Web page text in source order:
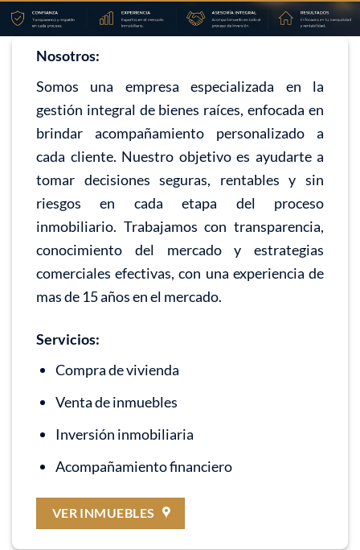
Nosotros:
Somos una empresa especializada en la
gestión integral de bienes raíces, enfocada en
brindar acompañamiento personalizado a
cada cliente. Nuestro objetivo es ayudarte a
tomar decisiones seguras, rentables y sin
riesgos en cada etapa del proceso
inmobiliario. Trabajamos con transparencia,
conocimiento del mercado y estrategias
comerciales efectivas, con una experiencia de
mas de 15 años en el mercado.
Servicios:
Compra de vivienda
Venta de inmuebles
Inversión inmobiliaria
Acompañamiento financiero
VER INMUEBLES